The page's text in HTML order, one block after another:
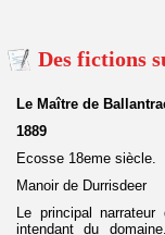
Des fictions
Le Maître de
1889
Ecosse 18eme siècle.
Manoir de Durrisdeer
Le principal
intendant du